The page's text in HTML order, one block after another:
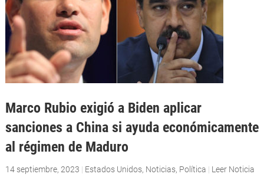
Marco Rubio exigió a Biden aplicar
sanciones a China si ayuda económicamente
al régimen de Maduro
14 septiembre, 2023 | Estados Unidos, Noticias, Política | Leer Noticia